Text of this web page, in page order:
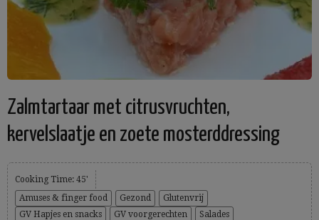
Zalmtartaar met citrusvruchten,
kervelslaatje en zoete mosterddressing
Cooking Time: 45'
Amuses & finger food
Gezond
Glutenvrij
GV Hapjes en snacks
GV voorgerechten
Salades